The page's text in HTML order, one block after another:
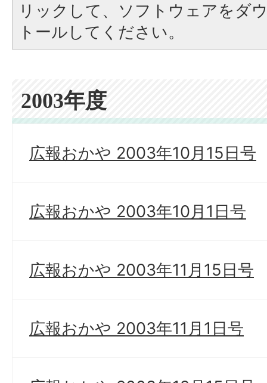
リックして、ソフトウェアをダ
トールしてください。
2003年度
広報おかや 2003年10月15日号
広報おかや 2003年10月1日号
広報おかや 2003年11月15日号
広報おかや 2003年11月1日号